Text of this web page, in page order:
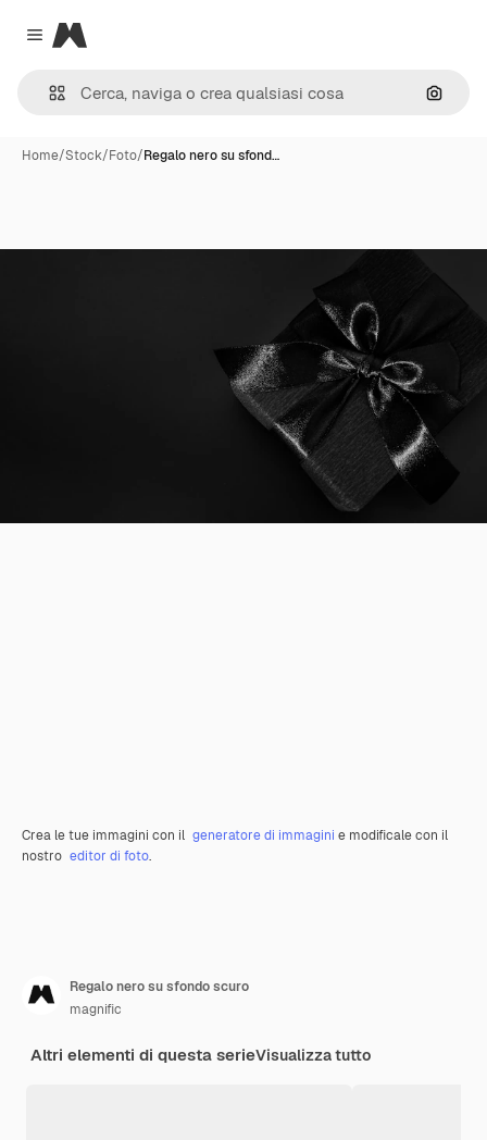
Close menu
Magnific
Cerca
Home/Stock/Foto/Regalo nero su sfond…
Crea le tue immagini con il generatore di immagini e modificale con il
nostro editor di foto.
Regalo nero su sfondo scuro
magnific
Altri elementi di questa serieVisualizza tutto